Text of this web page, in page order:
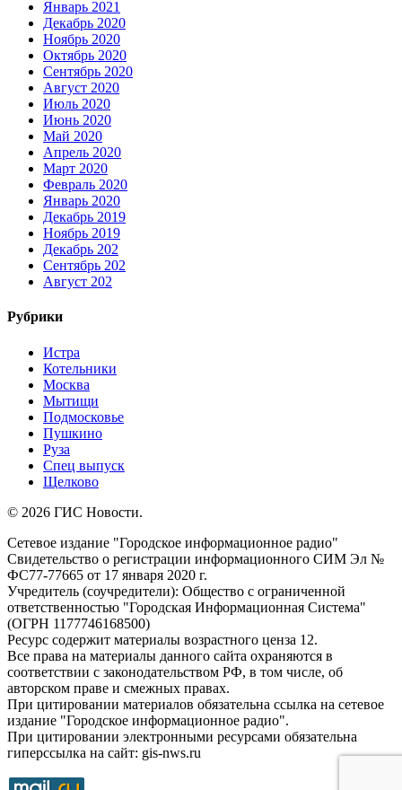
Январь 2021
Декабрь 2020
Ноябрь 2020
Октябрь 2020
Сентябрь 2020
Август 2020
Июль 2020
Июнь 2020
Май 2020
Апрель 2020
Март 2020
Февраль 2020
Январь 2020
Декабрь 2019
Ноябрь 2019
Декабрь 202
Сентябрь 202
Август 202
Рубрики
Истра
Котельники
Москва
Мытищи
Подмосковье
Пушкино
Руза
Спец выпуск
Щелково
© 2026 ГИС Новости.
Сетевое издание "Городское информационное радио"
Свидетельство о регистрации информационного СИМ Эл №
ФС77-77665 от 17 января 2020 г.
Учредитель (соучредители): Общество с ограниченной
ответственностью "Городская Информационная Система"
(ОГРН 1177746168500)
Ресурс содержит материалы возрастного ценза 12.
Все права на материалы данного сайта охраняются в
соответствии с законодательством РФ, в том числе, об
авторском праве и смежных правах.
При цитировании материалов обязательна ссылка на сетевое
издание "Городское информационное радио".
При цитировании электронными ресурсами обязательна
гиперссылка на сайт: gis-nws.ru